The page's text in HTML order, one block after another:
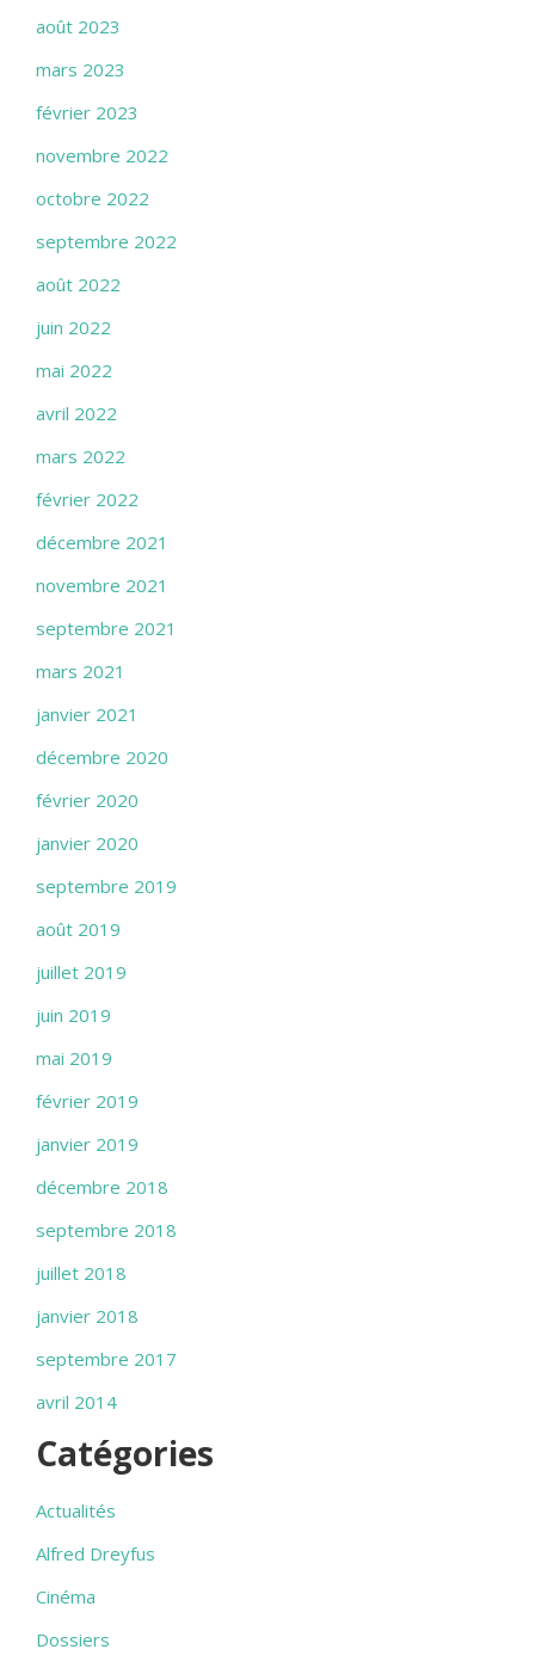
août 2023
mars 2023
février 2023
novembre 2022
octobre 2022
septembre 2022
août 2022
juin 2022
mai 2022
avril 2022
mars 2022
février 2022
décembre 2021
novembre 2021
septembre 2021
mars 2021
janvier 2021
décembre 2020
février 2020
janvier 2020
septembre 2019
août 2019
juillet 2019
juin 2019
mai 2019
février 2019
janvier 2019
décembre 2018
septembre 2018
juillet 2018
janvier 2018
septembre 2017
avril 2014
Catégories
Actualités
Alfred Dreyfus
Cinéma
Dossiers